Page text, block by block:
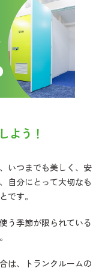
よう！
いつまでも美しく、安
自分にとって大切なも
です。
う季節が限られている
は、トランクルームの